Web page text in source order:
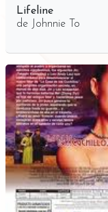
Lifeline
de
Johnnie To